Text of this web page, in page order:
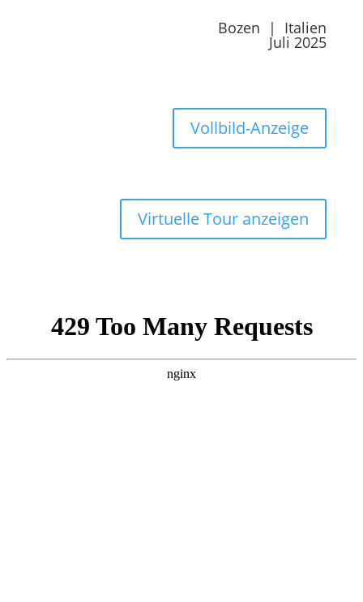
Bozen | Italien
Juli 2025
Vollbild-Anzeige
Virtuelle Tour anzeigen